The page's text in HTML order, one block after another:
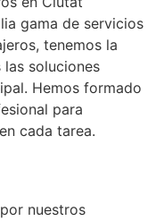
gama de servicios
tenemos la
soluciones
Hemos formado
para
cada tarea.
nuestros